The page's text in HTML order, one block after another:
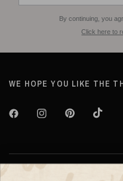
By continuing, you
Click here to
WE HOPE YOU LIKE THE
About TILTIL